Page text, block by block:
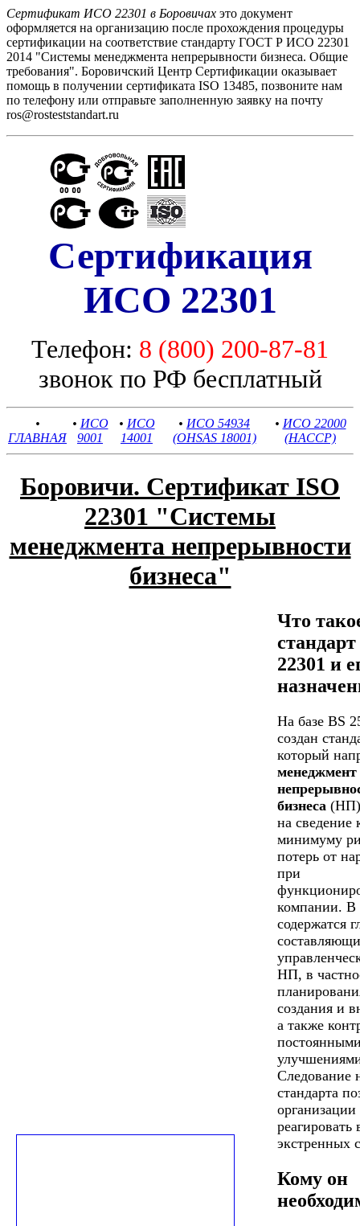
Сертификат ИСО 22301 в Боровичах это документ
оформляется на организацию после прохождения процедуры
сертификации на соответствие стандарту ГОСТ Р ИСО 22301
2014 "Системы менеджмента непрерывности бизнеса. Общие
требования". Боровичский Центр Сертификации оказывает
помощь в получении сертификата ISO 13485, позвоните нам
по телефону или отправьте заполненную заявку на почту
ros@rosteststandart.ru
Сертификация
ИСО 22301
Телефон: 8 (800) 200-87-81
звонок по РФ бесплатный
•
ГЛАВНАЯ
• ИСО
9001
• ИСО
14001
• ИСО 54934
(OHSAS 18001)
• ИСО 22000
(HACCP)
Боровичи. Сертификат ISO
22301 "Системы
менеджмента непрерывности
бизнеса"
Что
22301 и
На базе BS
создан
который
менеджмент
бизнеса
на сведение
минимуму
потерь от
при
компании. В
содержатся
НП, в
создания и
а также
Следование
стандарта
организации
реагировать
экстренных
Кому он